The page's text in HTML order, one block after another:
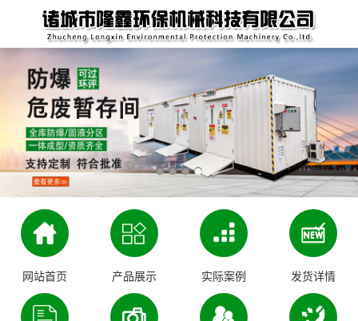
网站首页 产品展示 实际案例 发货详情